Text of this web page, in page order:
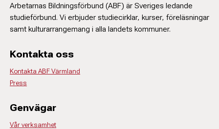
Arbetarnas Bildningsförbund (ABF) är Sveriges ledande
studieförbund. Vi erbjuder studiecirklar, kurser, föreläsningar
samt kulturarrangemang i alla landets kommuner.
Kontakta oss
Kontakta ABF Värmland
Press
Genvägar
Vår verksamhet